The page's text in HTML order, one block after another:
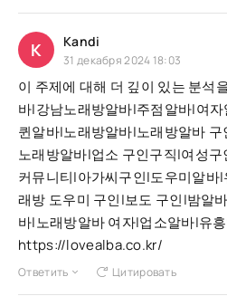
K Kandi
31 декабря 2024 18:03
이 주제에 대해 더 깊이 있는 분석
바|강남노래방알바|주점알바|여
퀸알바|노래방알바|노래방알바
노래방알바|업소 구인구직|여성
커뮤니티|아가씨구인|도우미알바
래방 도우미 구인|보도 구인|밤알
바|노래방알바 여자|업소알바|유
https://lovealba.co.kr/
Ответить Цитировать